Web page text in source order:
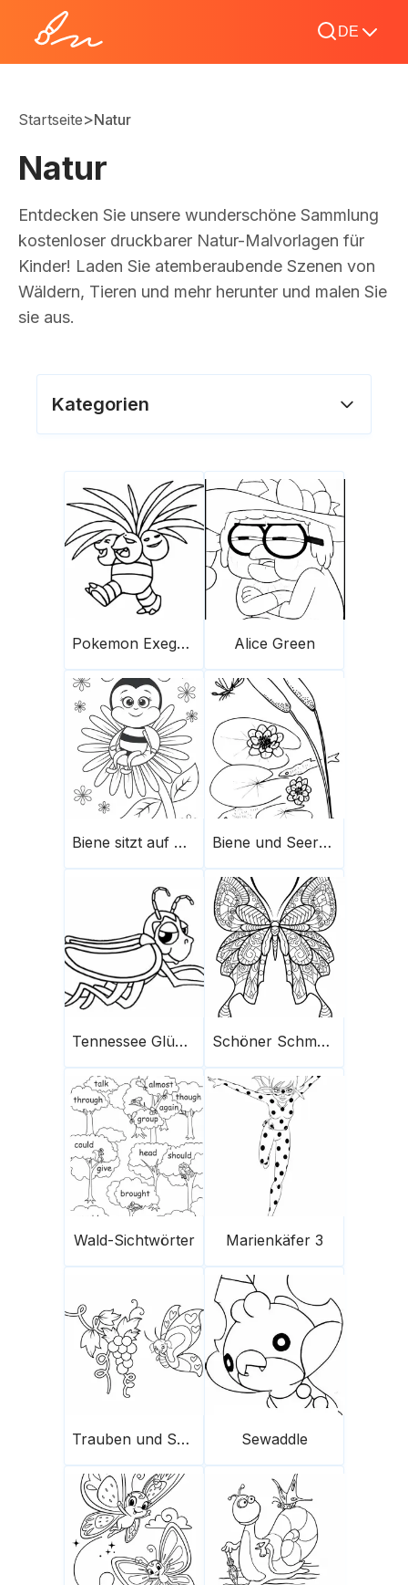
DE
Startseite>Natur
Natur
Entdecken Sie unsere wunderschöne Sammlung
kostenloser druckbarer Natur-Malvorlagen für
Kinder! Laden Sie atemberaubende Szenen von
Wäldern, Tieren und mehr herunter und malen Sie
sie aus.
Kategorien
Pokemon Exeggutor Alice Green
Biene sitzt auf Sonnenblume Biene und Seerosenblatt
Tennessee Glühwürmchen Schöner Schmetterling
Wald-Sichtwörter Marienkäfer 3
Trauben und Schmetterling Sewaddle